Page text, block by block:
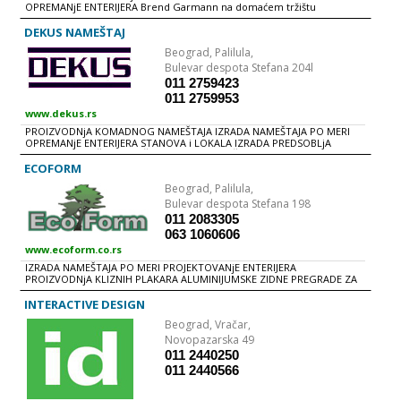
vakumiranje 3D folije.
OPREMANjE ENTERIJERA Brend Garmann na domaćem tržištu
objedinjuje renomirane svetske proizvođače najkvalitetnijih
elemenata za opremanje enterijera. Misija Garmann-a je da
harmonizuje kreativnost i tehnologiju, estetski ugođaj i funkcionalnost
primenom inovativnih idejnih rešenja i praktičnih metoda koja
oplemenjuju vaš životni prostor i trajno unapređuju kvalitet života. Na
vama je da odaberete materijale, boje, dezene i dimenzije. Ostalo je
naš posao.
DEKUS NAMEŠTAJ
Beograd, Palilula,
Bulevar despota Stefana 204l
011 2759423
011 2759953
www.dekus.rs
PROIZVODNjA KOMADNOG NAMEŠTAJA IZRADA NAMEŠTAJA PO MERI
OPREMANjE ENTERIJERA STANOVA i LOKALA IZRADA PREDSOBLjA
SLIKANjE NAMEŠTAJA PO ŽELjI KUPCA AMERIČKI PLAKARI CIPELARNICI
SKLOPIVI STOLOVI SKLOPIVE STOLICE
ECOFORM
Beograd, Palilula,
Bulevar despota Stefana 198
011 2083305
063 1060606
www.ecoform.co.rs
IZRADA NAMEŠTAJA PO MERI PROJEKTOVANjE ENTERIJERA
PROIZVODNjA KLIZNIH PLAKARA ALUMINIJUMSKE ZIDNE PREGRADE ZA
KANCELARIJE IZRADA KUHINjA KLIZNA VRATA POLICE
INTERACTIVE DESIGN
Beograd,Vračar,
Novopazarska 49
011 2440250
011 2440566